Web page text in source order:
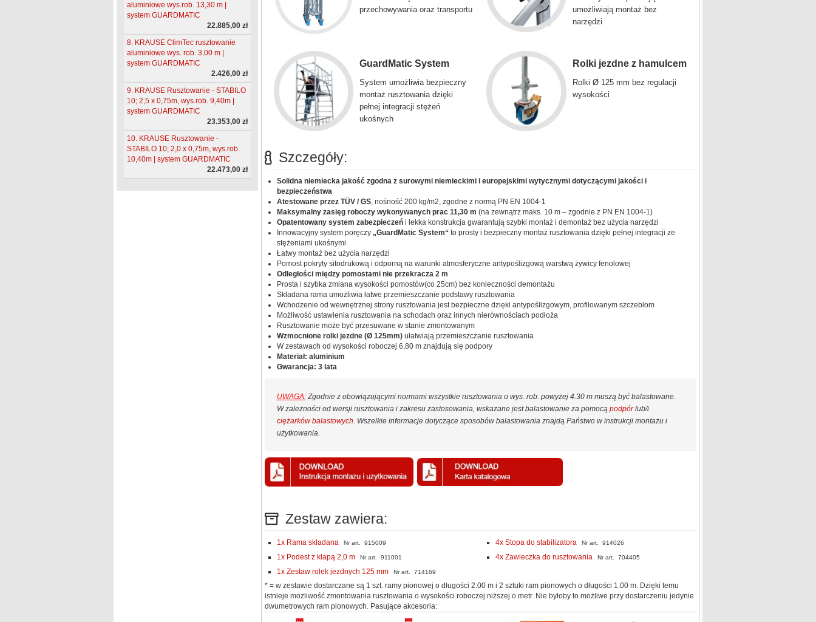
aluminiowe wys.rob. 13,30 m |
system GUARDMATIC
22.885,00 zł
8. KRAUSE ClimTec rusztowanie
aluminiowe wys. rob. 3,00 m |
system GUARDMATIC
2.426,00 zł
9. KRAUSE Rusztowanie - STABILO
10; 2,5 x 0,75m, wys.rob. 9,40m |
system GUARDMATIC
23.353,00 zł
10. KRAUSE Rusztowanie -
STABILO 10; 2,0 x 0,75m, wys.rob.
10,40m | system GUARDMATIC
22.473,00 zł
przechowywania oraz transportu
umożliwiają montaż bez
narzędzi
GuardMatic System
System umożliwia bezpieczny
montaż rusztowania dzięki
pełnej integracji stężeń
ukośnych
Rolki jezdne z hamulcem
Rolki Ø 125 mm bez regulacji
wysokości
Szczegóły:
Solidna niemiecka jakość zgodna z surowymi niemieckimi i europejskimi wytycznymi dotyczącymi jakości i
bezpieczeństwa
Atestowane przez TÜV / GS, nośność 200 kg/m2, zgodne z normą PN EN 1004-1
Maksymalny zasięg roboczy wykonywanych prac 11,30 m (na zewnątrz maks. 10 m – zgodnie z PN EN 1004-1)
Opatentowany system zabezpieczeńi lekka konstrukcja gwarantują szybki montaż i demontaż bez użycia narzędzi
Innowacyjny system poręczy „GuardMatic System“ to prosty i bezpieczny montaż rusztowania dzięki pełnej integracji ze
stężeniami ukośnymi
Łatwy montaż bez użycia narzędzi
Pomost pokryty sitodrukową i odporną na warunki atmosferyczne antypoślizgową warstwą żywicy fenolowej
Odległości między pomostami nie przekracza 2 m
Prosta i szybka zmiana wysokości pomostów(co 25cm) bez konieczności demontażu
Składana rama umożliwia łatwe przemieszczanie podstawy rusztowania
Wchodzenie od wewnętrznej strony rusztowania jest bezpieczne dzięki antypoślizgowym, profilowanym szczeblom
Możliwość ustawienia rusztowania na schodach oraz innych nierównościach podłoża
Rusztowanie może być przesuwane w stanie zmontowanym
Wzmocnione rolki jezdne (Ø 125mm)ułatwiają przemieszczanie rusztowania
W zestawach od wysokości roboczej 6,80 m znajdują się podpory
Materiał: aluminium
Gwarancja: 3 lata
UWAGA: Zgodnie z obowiązującymi normami wszystkie rusztowania o wys. rob. powyżej 4.30 m muszą być balastowane.
W zależności od wersji rusztowania i zakresu zastosowania, wskazane jest balastowanie za pomocą podpórlub/i
ciężarków balastowych. Wszelkie informacje dotyczące sposobów balastowania znajdą Państwo w instrukcji montażu i
użytkowania.
Zestaw zawiera:
1x Rama składana Nr art. 915009
1x Podest z klapą 2,0 m Nr art. 911001
1x Zestaw rolek jezdnych 125 mm Nr art. 714169
4x Stopa do stabilizatora Nr art. 914026
4x Zawleczka do rusztowania Nr art. 704405
* = w zestawie dostarczane są 1 szt. ramy pionowej o długości 2.00 m i 2 sztuki ram pionowych o długości 1.00 m. Dzięki temu
istnieje możliwość zmontowania rusztowania o wysokości roboczej niższej o metr. Nie byłoby to możliwe przy dostarczeniu jedynie
dwumetrowych ram pionowych. Pasujące akcesoria: